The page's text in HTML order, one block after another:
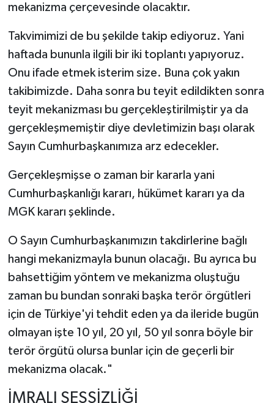
mekanizma çerçevesinde olacaktır.
Takvimimizi de bu şekilde takip ediyoruz. Yani
haftada bununla ilgili bir iki toplantı yapıyoruz.
Onu ifade etmek isterim size. Buna çok yakın
takibimizde. Daha sonra bu teyit edildikten sonra
teyit mekanizması bu gerçekleştirilmiştir ya da
gerçekleşmemiştir diye devletimizin başı olarak
Sayın Cumhurbaşkanımıza arz edecekler.
Gerçekleşmişse o zaman bir kararla yani
Cumhurbaşkanlığı kararı, hükümet kararı ya da
MGK kararı şeklinde.
O Sayın Cumhurbaşkanımızın takdirlerine bağlı
hangi mekanizmayla bunun olacağı. Bu ayrıca bu
bahsettiğim yöntem ve mekanizma oluştuğu
zaman bu bundan sonraki başka terör örgütleri
için de Türkiye'yi tehdit eden ya da ileride bugün
olmayan işte 10 yıl, 20 yıl, 50 yıl sonra böyle bir
terör örgütü olursa bunlar için de geçerli bir
mekanizma olacak."
İMRALI SESSİZLİĞİ